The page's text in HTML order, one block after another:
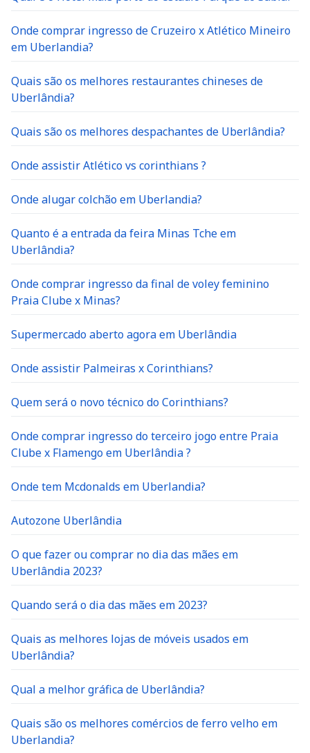
Onde comprar ingresso de Cruzeiro x Atlético Mineiro
em Uberlandia?
Quais são os melhores restaurantes chineses de
Uberlândia?
Quais são os melhores despachantes de Uberlândia?
Onde assistir Atlético vs corinthians ?
Onde alugar colchão em Uberlandia?
Quanto é a entrada da feira Minas Tche em
Uberlândia?
Onde comprar ingresso da final de voley feminino
Praia Clube x Minas?
Supermercado aberto agora em Uberlândia
Onde assistir Palmeiras x Corinthians?
Quem será o novo técnico do Corinthians?
Onde comprar ingresso do terceiro jogo entre Praia
Clube x Flamengo em Uberlândia ?
Onde tem Mcdonalds em Uberlandia?
Autozone Uberlândia
O que fazer ou comprar no dia das mães em
Uberlândia 2023?
Quando será o dia das mães em 2023?
Quais as melhores lojas de móveis usados em
Uberlândia?
Qual a melhor gráfica de Uberlândia?
Quais são os melhores comércios de ferro velho em
Uberlandia?